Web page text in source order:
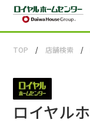
TOP 店舗検索
ロイヤル